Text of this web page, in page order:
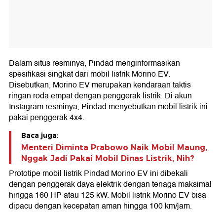
Dalam situs resminya, Pindad menginformasikan
spesifikasi singkat dari mobil listrik Morino EV.
Disebutkan, Morino EV merupakan kendaraan taktis
ringan roda empat dengan penggerak listrik. Di akun
Instagram resminya, Pindad menyebutkan mobil listrik ini
pakai penggerak 4x4.
Baca juga:
Menteri Diminta Prabowo Naik Mobil Maung,
Nggak Jadi Pakai Mobil Dinas Listrik, Nih?
Prototipe mobil listrik Pindad Morino EV ini dibekali
dengan penggerak daya elektrik dengan tenaga maksimal
hingga 160 HP atau 125 kW. Mobil listrik Morino EV bisa
dipacu dengan kecepatan aman hingga 100 km/jam.